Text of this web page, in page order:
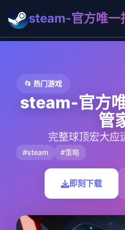
steam-官方唯一
📂 热门游戏
steam-官方
管
完整球顶宏大应
#steam #策略
即刻下载